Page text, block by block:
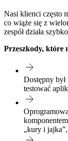
Nasi klienci często
co wiąże się z
zespół działa
Przeszkody, które
Dostępny był
testować
„kury i